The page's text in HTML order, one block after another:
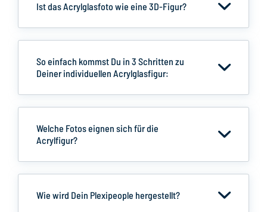
Ist das Acrylglasfoto wie eine 3D-Figur?
So einfach kommst Du in 3 Schritten zu
Deiner individuellen Acrylglasfigur:
Welche Fotos eignen sich für die
Acrylfigur?
Wie wird Dein Plexipeople hergestellt?